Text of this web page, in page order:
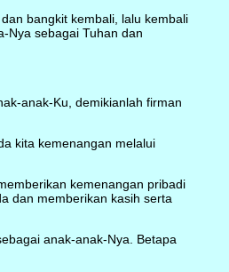
bangkit kembali, lalu kembali
Nya sebagai Tuhan dan
anak-Ku, demikianlah firman
kita kemenangan melalui
kemenangan pribadi
dan memberikan kasih serta
anak-anak-Nya. Betapa